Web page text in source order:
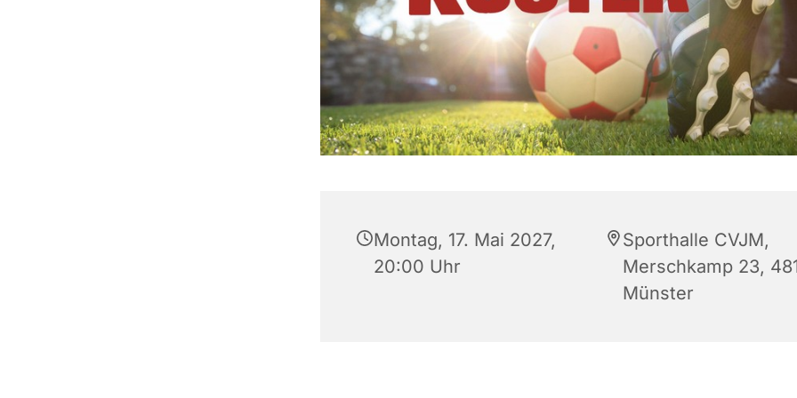
Montag, 17. Mai 2027,
20:00 Uhr
Sporthalle CVJM,
Merschkamp 23,
Münster